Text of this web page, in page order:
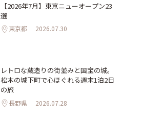
【2026年7月】東京ニューオープン23
選
東京都 2026.07.30
レトロな蔵造りの街並みと国宝の城。
松本の城下町で心ほぐれる週末1泊2日
の旅
長野県 2026.07.28